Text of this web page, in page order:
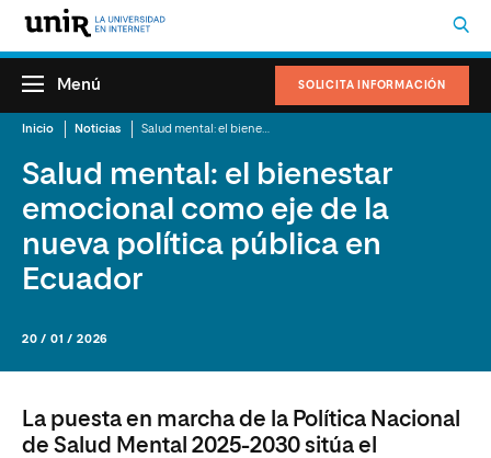
SOLICITA INFORMACIÓN
Menú
Inicio Noticias
Salud mental: el bienestar
emocional como eje de la
nueva política pública en
Ecuador
20 / 01 / 2026
La puesta en marcha de la Política Nacional
de Salud Mental 2025-2030 sitúa el